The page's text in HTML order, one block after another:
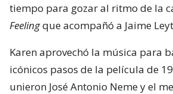
tiempo para gozar al ritmo de la
Feelingque acompañó a Jaime
Karen aprovechó la música para
icónicos pasos de la película de
unieron José Antonio Neme y el